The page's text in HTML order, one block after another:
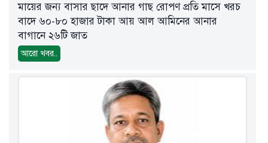
মায়ের জন্য বাসার ছাদে আনার গাছ রোপণ প্রতি মাসে খরচ
বাদে ৬০-৮০ হাজার টাকা আয় আল আমিনের আনার
বাগানে ২৬টি জাত
আরো খবর..